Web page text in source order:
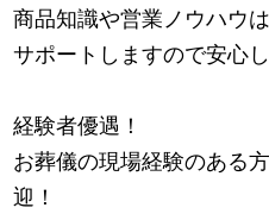
商品知識や営業ノウハウ
サポートしますので安心
経験者優遇！
お葬儀の現場経験のある
迎！